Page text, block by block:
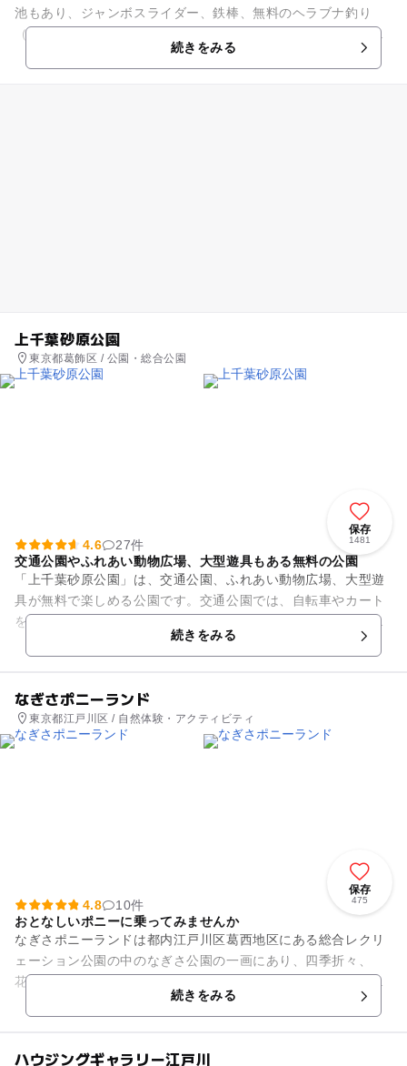
池もあり、ジャンボスライダー、鉄棒、無料のヘラブナ釣り
（※道具・エサは持参）を楽しむことができます。入場無料。
動物園には、ペンギン、オ...続きをみる
上千葉砂原公園
東京都葛飾区 / 公園・総合公園
保存
1481
4.6
27件
交通公園やふれあい動物広場、大型遊具もある無料の公園
「上千葉砂原公園」は、交通公園、ふれあい動物広場、大型遊
具が無料で楽しめる公園です。交通公園では、自転車やカート
を借りて交通ルールを学ぶことが出来ます。ふれあい動物広場
はリスザルやヤギ、ミニブタ...続きをみる
なぎさポニーランド
東京都江戸川区 / 自然体験・アクティビティ
保存
475
4.8
10件
おとなしいポニーに乗ってみませんか
なぎさポニーランドは都内江戸川区葛西地区にある総合レクリ
ェーション公園の中のなぎさ公園の一画にあり、四季折々、
花、緑と楽しめる公園として多くの皆様に親しまれています。
ここでは、ポニーに乗馬するこ...
続きをみる
ハウジングギャラリー江戸川